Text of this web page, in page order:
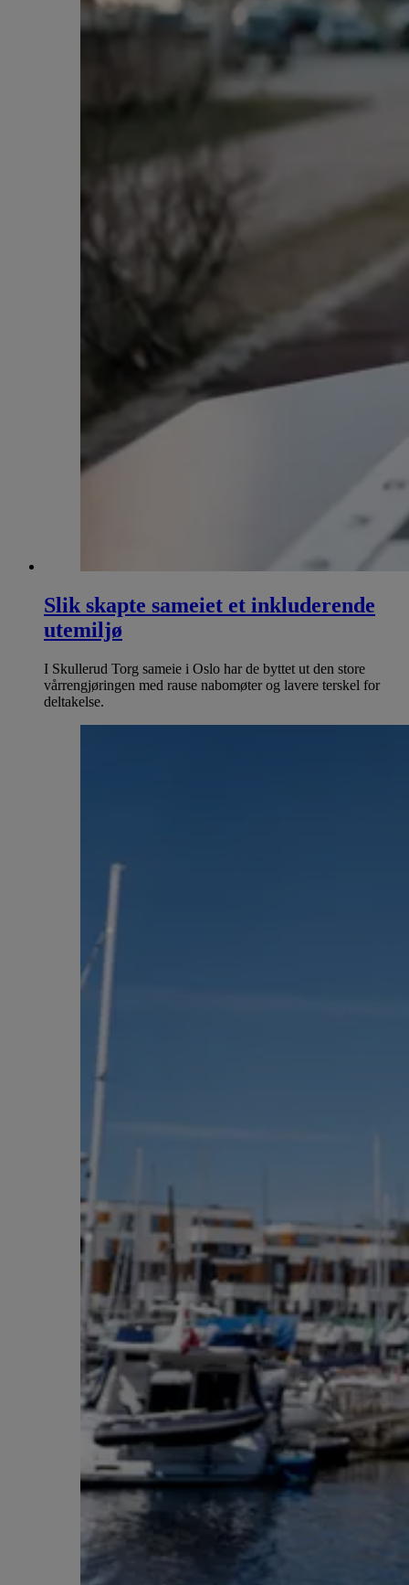
Slik skapte sameiet et inkluderende
utemiljø
I Skullerud Torg sameie i Oslo har de byttet ut den store
vårrengjøringen med rause nabomøter og lavere terskel for
deltakelse.